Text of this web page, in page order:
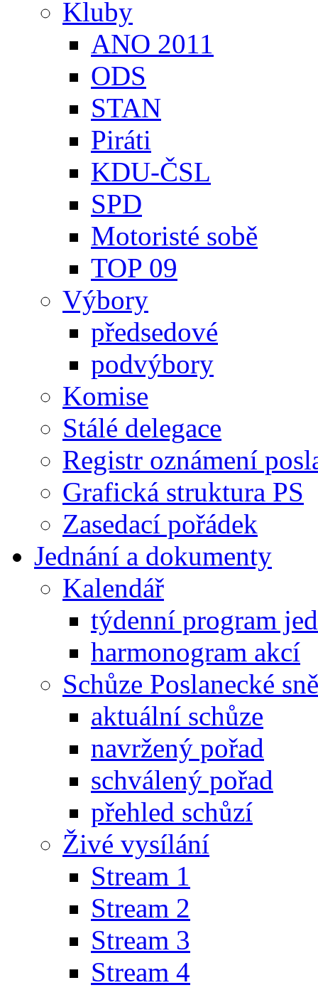
Kluby
ANO 2011
ODS
STAN
Piráti
KDU-ČSL
SPD
Motoristé sobě
TOP 09
Výbory
předsedové
podvýbory
Komise
Stálé delegace
Registr oznámení
Grafická struktura PS
Zasedací pořádek
Jednání a dokumenty
Kalendář
týdenní program
harmonogram akcí
Schůze Poslanecké
aktuální schůze
navržený pořad
schválený pořad
přehled schůzí
Živé vysílání
Stream 1
Stream 2
Stream 3
Stream 4